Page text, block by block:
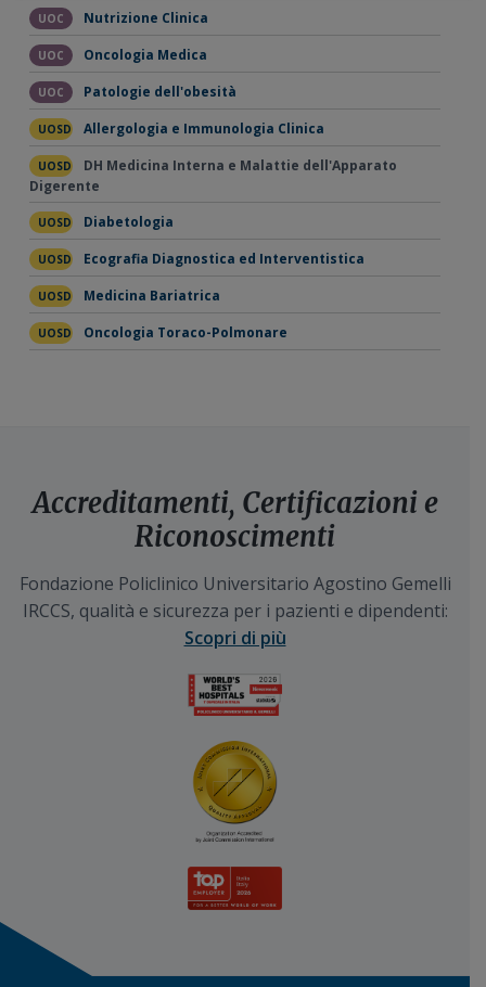
UOC Nutrizione Clinica
UOC Oncologia Medica
UOC Patologie dell'obesità
UOSD Allergologia e Immunologia Clinica
UOSD
DH Medicina Interna e Malattie dell'Apparato
Digerente
UOSD Diabetologia
UOSD Ecografia Diagnostica ed Interventistica
UOSD Medicina Bariatrica
UOSD Oncologia Toraco-Polmonare
Accreditamenti, Certificazioni e
Riconoscimenti
Fondazione Policlinico Universitario Agostino Gemelli
IRCCS, qualità e sicurezza per i pazienti e dipendenti:
Scopri di più